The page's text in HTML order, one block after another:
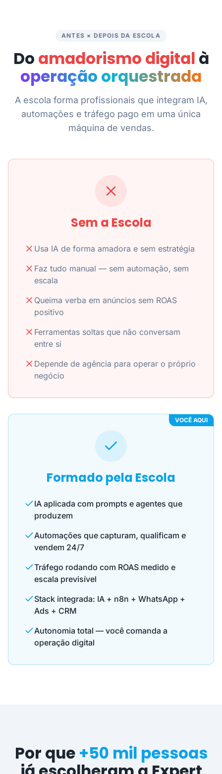
ANTES × DEPOIS DA ESCOLA
Do amadorismo digital à
operação orquestrada
A escola forma profissionais que integram IA,
automações e tráfego pago em uma única
máquina de vendas.
Sem a Escola
Usa IA de forma amadora e sem estratégia
Faz tudo manual — sem automação, sem
escala
Queima verba em anúncios sem ROAS
positivo
Ferramentas soltas que não conversam
entre si
Depende de agência para operar o próprio
negócio
VOCÊ AQUI
Formado pela Escola
IA aplicada com prompts e agentes que
produzem
Automações que capturam, qualificam e
vendem 24/7
Tráfego rodando com ROAS medido e
escala previsível
Stack integrada: IA + n8n + WhatsApp +
Ads + CRM
Autonomia total — você comanda a
operação digital
Por que +50 mil pessoas